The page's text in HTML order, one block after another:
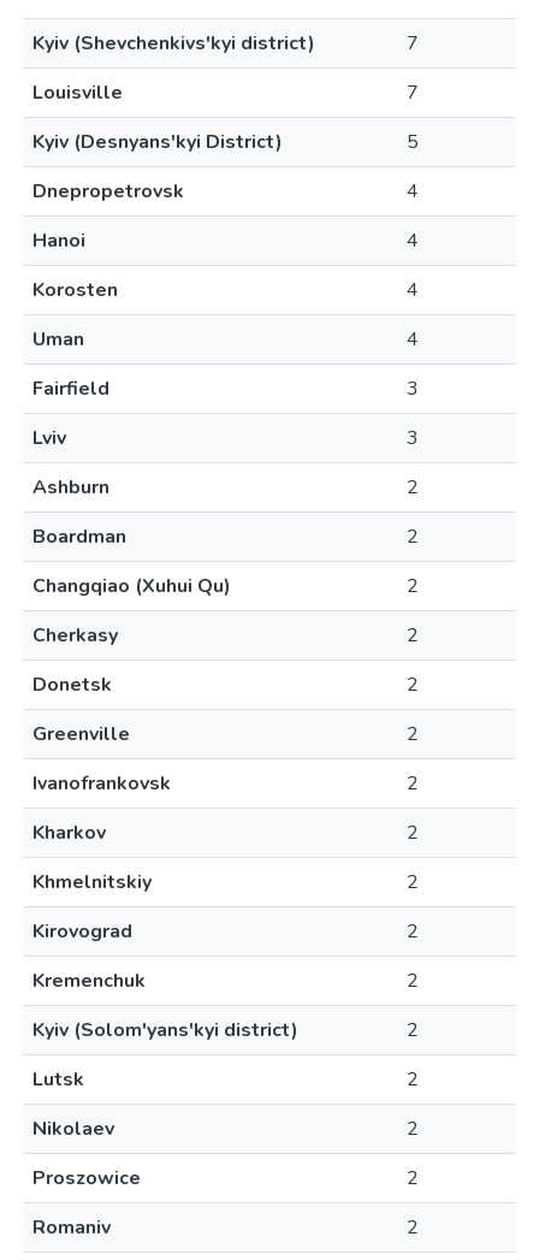
Kyiv (Shevchenkivs'kyi district)
7
Louisville
7
Kyiv (Desnyans'kyi District)
5
Dnepropetrovsk
4
Hanoi
4
Korosten
4
Uman
4
Fairfield
3
Lviv
3
Ashburn
2
Boardman
2
Changqiao (Xuhui Qu)
2
Cherkasy
2
Donetsk
2
Greenville
2
Ivanofrankovsk
2
Kharkov
2
Khmelnitskiy
2
Kirovograd
2
Kremenchuk
2
Kyiv (Solom'yans'kyi district)
2
Lutsk
2
Nikolaev
2
Proszowice
2
Romaniv
2